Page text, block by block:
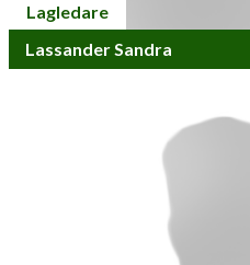
Lagledare
Lassander Sandra